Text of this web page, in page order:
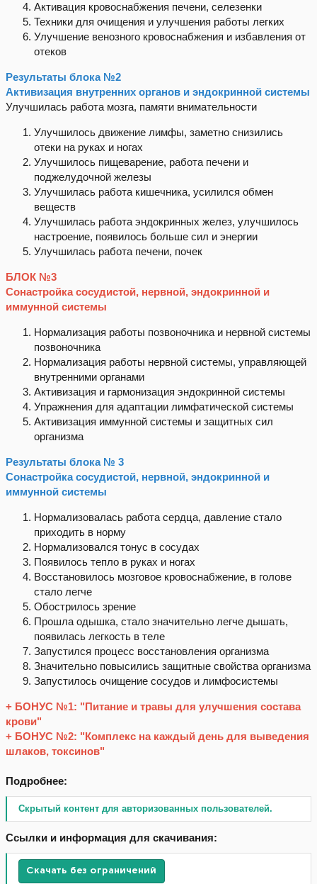
Активация кровоснабжения печени, селезенки
Техники для очищения и улучшения работы легких
Улучшение венозного кровоснабжения и избавления от
отеков
Результаты блока №2
Активизация внутренних органов и эндокринной системы
Улучшилась работа мозга, памяти внимательности
Улучшилось движение лимфы, заметно снизились
отеки на руках и ногах
Улучшилось пищеварение, работа печени и
поджелудочной железы
Улучшилась работа кишечника, усилился обмен
веществ
Улучшилась работа эндокринных желез, улучшилось
настроение, появилось больше сил и энергии
Улучшилась работа печени, почек
БЛОК №3
Сонастройка сосудистой, нервной, эндокринной и
иммунной системы
Нормализация работы позвоночника и нервной системы
позвоночника
Нормализация работы нервной системы, управляющей
внутренними органами
Активизация и гармонизация эндокринной системы
Упражнения для адаптации лимфатической системы
Активизация иммунной системы и защитных сил
организма
Результаты блока № 3
Сонастройка сосудистой, нервной, эндокринной и
иммунной системы
Нормализовалась работа сердца, давление стало
приходить в норму
Нормализовался тонус в сосудах
Появилось тепло в руках и ногах
Восстановилось мозговое кровоснабжение, в голове
стало легче
Обострилось зрение
Прошла одышка, стало значительно легче дышать,
появилась легкость в теле
Запустился процесс восстановления организма
Значительно повысились защитные свойства организма
Запустилось очищение сосудов и лимфосистемы
+ БОНУС №1: "Питание и травы для улучшения состава
крови"
+ БОНУС №2: "Комплекс на каждый день для выведения
шлаков, токсинов"
Подробнее:
Скрытый контент для авторизованных пользователей.
Ссылки и информация для скачивания:
Скачать без ограничений